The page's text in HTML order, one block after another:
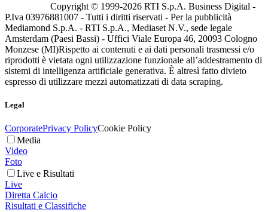
Copyright © 1999-2026 RTI S.p.A. Business Digital -
P.Iva 03976881007 - Tutti i diritti riservati - Per la pubblicità
Mediamond S.p.A. - RTI S.p.A., Mediaset N.V., sede legale
Amsterdam (Paesi Bassi) - Uffici Viale Europa 46, 20093 Cologno
Monzese (MI)Rispetto ai contenuti e ai dati personali trasmessi e/o
riprodotti è vietata ogni utilizzazione funzionale all’addestramento di
sistemi di intelligenza artificiale generativa. È altresì fatto divieto
espresso di utilizzare mezzi automatizzati di data scraping.
Legal
CorporatePrivacy PolicyCookie Policy
Media
Video
Foto
Live e Risultati
Live
Diretta Calcio
Risultati e Classifiche